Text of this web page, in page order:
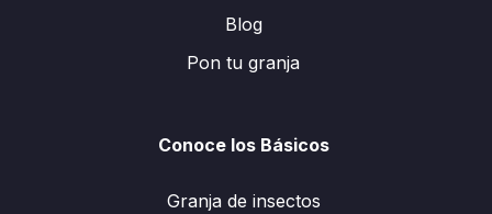
Blog
Pon tu granja
Conoce los Básicos
Granja de insectos